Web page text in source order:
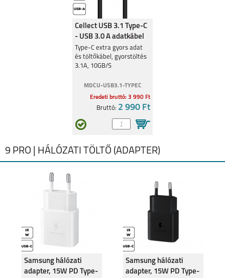
Cellect USB 3.1 Type-C
- USB 3.0 A adatkábel
Type-C extra gyors adat
és töltőkábel, gyorstöltés
3.1A, 10GB/S
MDCU-USB3.1-TYPEC
Eredeti bruttó: 3 990 Ft
Bruttó: 2 990 Ft
9 PRO | HÁLÓZATI TÖLTŐ (ADAPTER)
Samsung hálózati
adapter, 15W PD Type-
Samsung hálózati
adapter, 15W PD Type-